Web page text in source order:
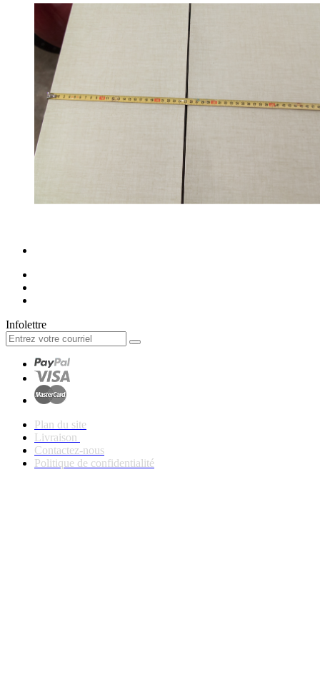
Infolettre
Plan du site
Livraison
Contactez-nous
Politique de confidentialité